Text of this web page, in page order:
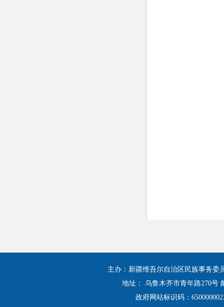
主办：新疆维吾尔自治区民族事务委
地址： 乌鲁木齐市青年路270号
政府网站标识码：